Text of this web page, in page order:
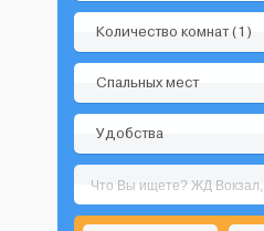
Количество комнат (1)
Спальных мест
Удобства